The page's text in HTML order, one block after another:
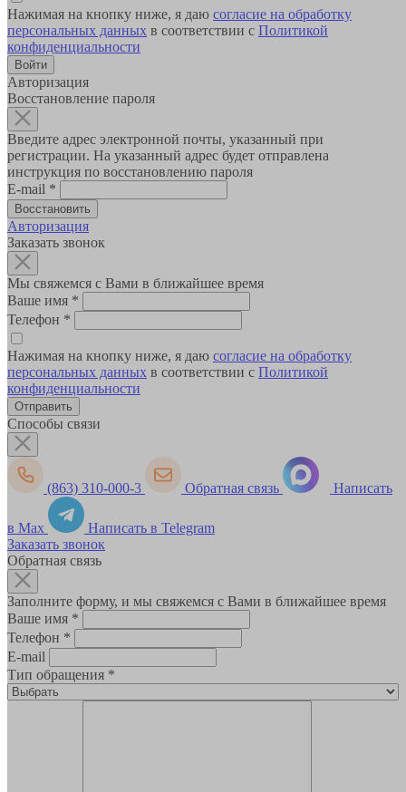
Нажимая на кнопку ниже, я даю согласие на обработку
персональных данных в соответствии с Политикой
конфиденциальности
Авторизация
Восстановление пароля
Введите адрес электронной почты, указанный при
регистрации. На указанный адрес будет отправлена
инструкция по восстановлению пароля
E-mail *
Авторизация
Заказать звонок
Мы свяжемся с Вами в ближайшее время
Ваше имя *
Телефон *
Нажимая на кнопку ниже, я даю согласие на обработку
персональных данных в соответствии с Политикой
конфиденциальности
Способы связи
(863) 310-000-3 Обратная связь Написать
в Max
Написать в Telegram
Заказать звонок
Обратная связь
Заполните форму, и мы свяжемся с Вами в ближайшее время
Ваше имя *
Телефон *
E-mail
Тип обращения *